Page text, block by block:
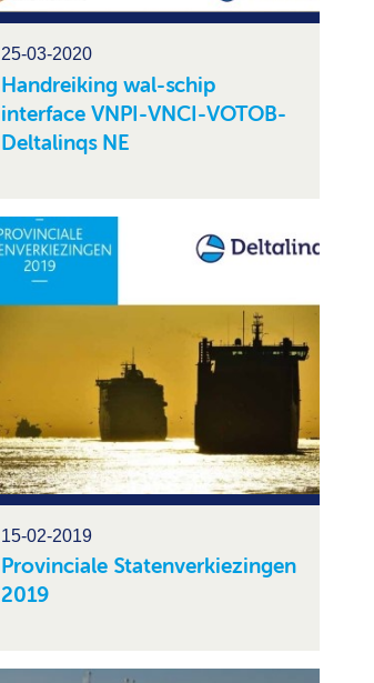
25-03-2020
Handreiking wal-schip
interface VNPI-VNCI-VOTOB-
Deltalinqs NE
15-02-2019
Provinciale Statenverkiezingen
2019